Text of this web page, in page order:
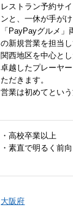
レストラン予約サ
ンと、一休が手が
「PayPayグルメ
の新規営業を担当し
関西地区を中心と
卓越したプレーヤ
ただきます。
営業は初めてという
・高校卒業以上
・素直で明るく前
大阪府